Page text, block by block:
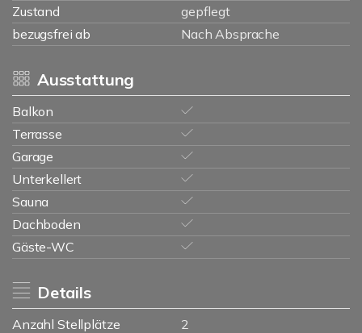
Zustand
gepflegt
bezugsfrei ab
Nach Absprache
Ausstattung
Balkon
Terrasse
Garage
Unterkellert
Sauna
Dachboden
Gäste-WC
Details
Anzahl Stellplätze
2